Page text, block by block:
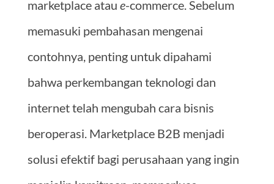
marketplace atau e-commerce. Sebelum
memasuki pembahasan mengenai
contohnya, penting untuk dipahami
bahwa perkembangan teknologi dan
internet telah mengubah cara bisnis
beroperasi. Marketplace B2B menjadi
solusi efektif bagi perusahaan yang ingin